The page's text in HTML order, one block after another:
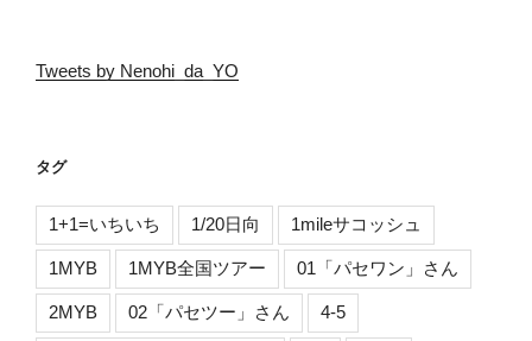
Tweets by Nenohi_da_YO
タグ
1+1=いちいち 1/20日向 1mileサコッシュ
1MYB 1MYB全国ツアー 01「パセワン」さん
2MYB 02「パセツー」さん 4-5